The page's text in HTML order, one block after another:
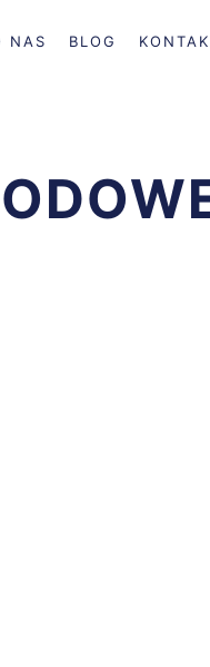
NAS BLOG